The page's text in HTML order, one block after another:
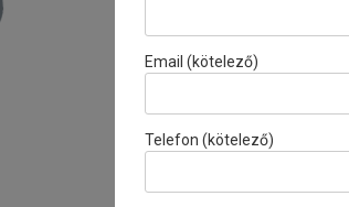
Email (kötelező)
Telefon (kötelező)